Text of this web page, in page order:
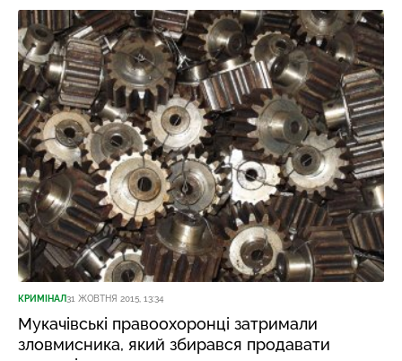
КРИМІНАЛ31 ЖОВТНЯ 2015, 13:34
Мукачівські правоохоронці затримали
зловмисника, який збирався продавати